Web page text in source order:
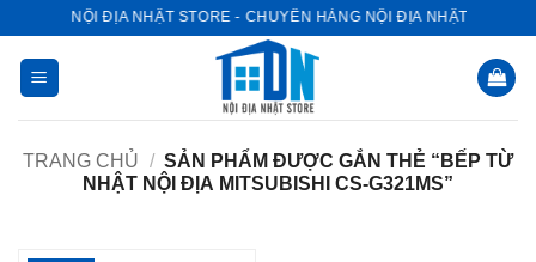
dung
NỘI ĐỊA NHẬT STORE - CHUYÊN HÀNG NỘI ĐỊA NHẬT
TRANG CHỦ / SẢN PHẨM ĐƯỢC GẮN THẺ “BẾP TỪ
NHẬT NỘI ĐỊA MITSUBISHI CS-G321MS”